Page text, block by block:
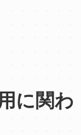
に関わ